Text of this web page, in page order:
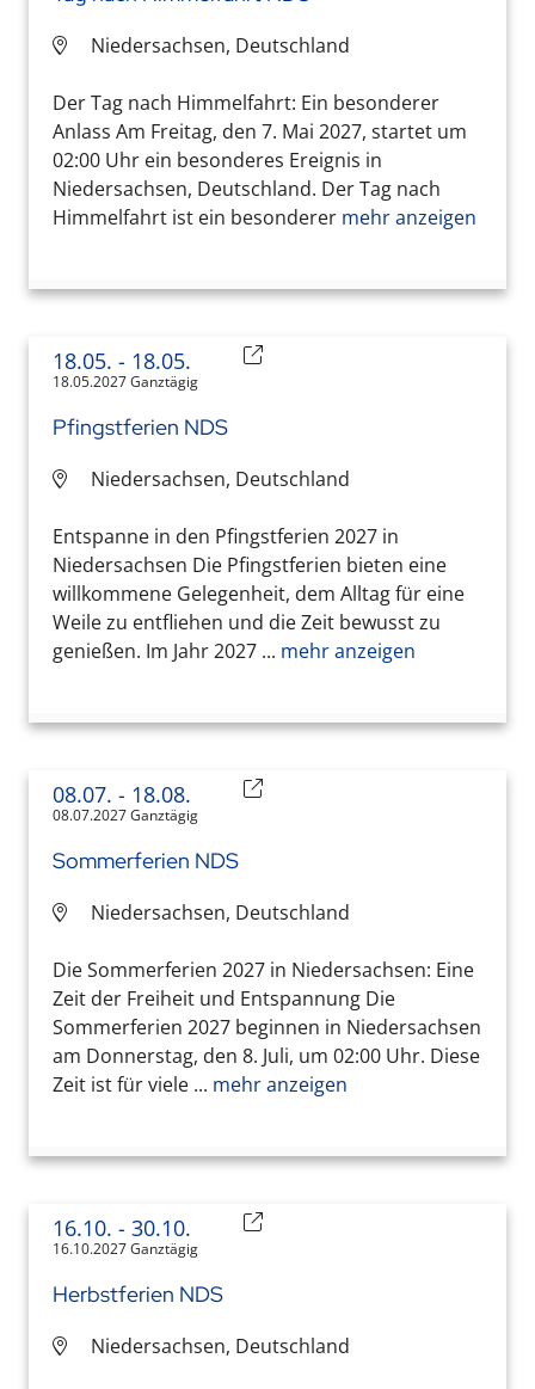
Niedersachsen, Deutschland
Der Tag nach Himmelfahrt: Ein besonderer
Anlass Am Freitag, den 7. Mai 2027, startet um
02:00 Uhr ein besonderes Ereignis in
Niedersachsen, Deutschland. Der Tag nach
Himmelfahrt ist ein besonderer mehr anzeigen
18.05. - 18.05.
18.05.2027 Ganztägig
Pfingstferien NDS
Niedersachsen, Deutschland
Entspanne in den Pfingstferien 2027 in
Niedersachsen Die Pfingstferien bieten eine
willkommene Gelegenheit, dem Alltag für eine
Weile zu entfliehen und die Zeit bewusst zu
genießen. Im Jahr 2027 ... mehr anzeigen
08.07. - 18.08.
08.07.2027 Ganztägig
Sommerferien NDS
Niedersachsen, Deutschland
Die Sommerferien 2027 in Niedersachsen: Eine
Zeit der Freiheit und Entspannung Die
Sommerferien 2027 beginnen in Niedersachsen
am Donnerstag, den 8. Juli, um 02:00 Uhr. Diese
Zeit ist für viele ... mehr anzeigen
16.10. - 30.10.
16.10.2027 Ganztägig
Herbstferien NDS
Niedersachsen, Deutschland